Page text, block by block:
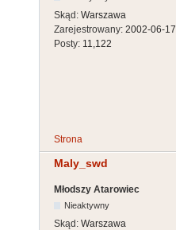
Skąd: Warszawa
Zarejestrowany: 2002-06-17
Posty: 11,122
Strona
Maly_swd
Młodszy Atarowiec
Nieaktywny
Skąd: Warszawa